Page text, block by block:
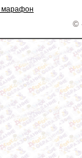
марафон
©